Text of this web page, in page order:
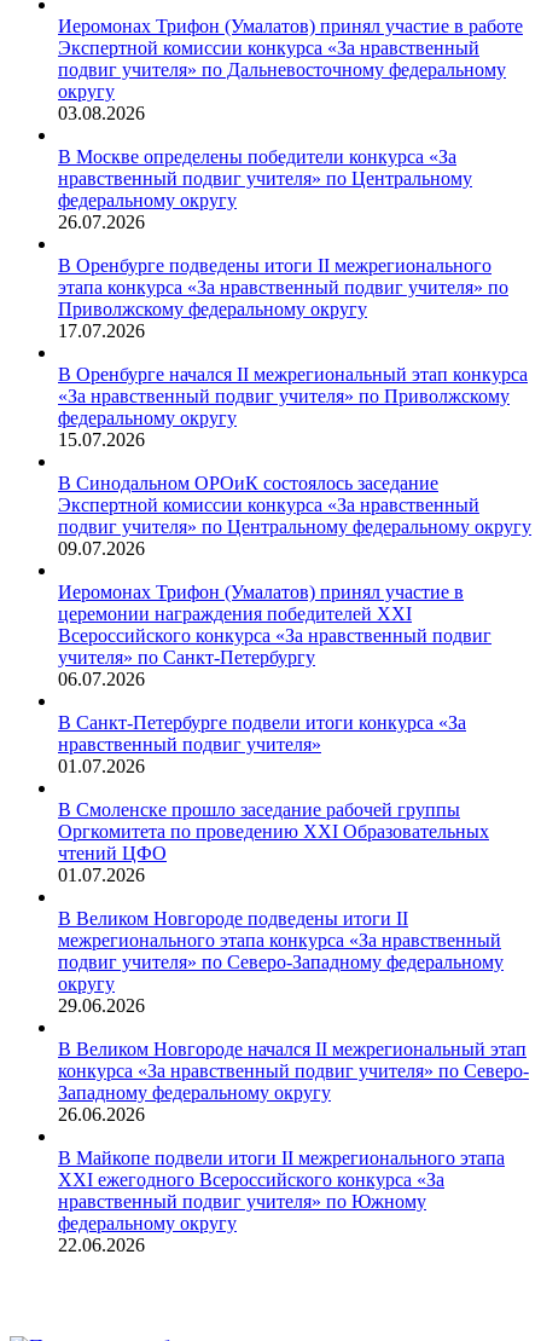
Иеромонах Трифон (Умалатов) принял участие в работе
Экспертной комиссии конкурса «За нравственный
подвиг учителя» по Дальневосточному федеральному
округу
03.08.2026
В Москве определены победители конкурса «За
нравственный подвиг учителя» по Центральному
федеральному округу
26.07.2026
В Оренбурге подведены итоги II межрегионального
этапа конкурса «За нравственный подвиг учителя» по
Приволжскому федеральному округу
17.07.2026
В Оренбурге начался II межрегиональный этап конкурса
«За нравственный подвиг учителя» по Приволжскому
федеральному округу
15.07.2026
В Синодальном ОРОиК состоялось заседание
Экспертной комиссии конкурса «За нравственный
подвиг учителя» по Центральному федеральному округу
09.07.2026
Иеромонах Трифон (Умалатов) принял участие в
церемонии награждения победителей XXI
Всероссийского конкурса «За нравственный подвиг
учителя» по Санкт-Петербургу
06.07.2026
В Санкт-Петербурге подвели итоги конкурса «За
нравственный подвиг учителя»
01.07.2026
В Смоленске прошло заседание рабочей группы
Оргкомитета по проведению XXI Образовательных
чтений ЦФО
01.07.2026
В Великом Новгороде подведены итоги II
межрегионального этапа конкурса «За нравственный
подвиг учителя» по Северо-Западному федеральному
округу
29.06.2026
В Великом Новгороде начался II межрегиональный этап
конкурса «За нравственный подвиг учителя» по Северо-
Западному федеральному округу
26.06.2026
В Майкопе подвели итоги II межрегионального этапа
XXI ежегодного Всероссийского конкурса «За
нравственный подвиг учителя» по Южному
федеральному округу
22.06.2026